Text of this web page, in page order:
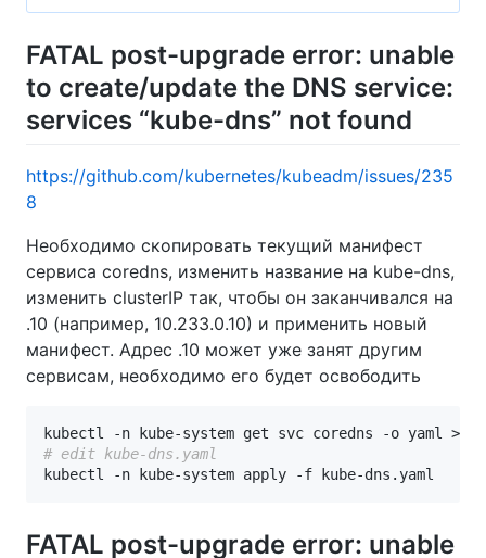
FATAL post-upgrade error: unable
to create/update the DNS service:
services “kube-dns” not found
https://github.com/kubernetes/kubeadm/issues/235
8
Необходимо скопировать текущий манифест
сервиса coredns, изменить название на kube-dns,
изменить clusterIP так, чтобы он заканчивался на
.10 (например, 10.233.0.10) и применить новый
манифест. Адрес .10 может уже занят другим
сервисам, необходимо его будет освободить
kubectl -n kube-system get svc coredns -o yaml >
# edit kube-dns.yaml
kubectl -n kube-system apply -f kube-dns.yaml
FATAL post-upgrade error: unable